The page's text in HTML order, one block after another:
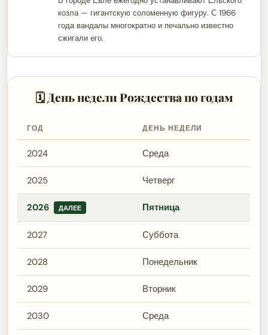
козла — гигантскую соломенную фигуру. С 1966
года вандалы многократно и печально известно
сжигали его.
🗓 День недели Рождества по годам
ГОД ДЕНЬ НЕДЕЛИ
2024 Среда
2025 Четверг
2026 ДАЛЕЕ Пятница
2027 Суббота
2028 Понедельник
2029 Вторник
2030 Среда